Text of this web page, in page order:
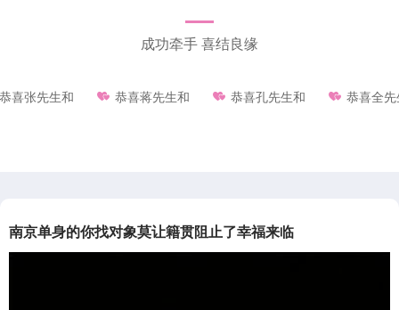
成功牵手 喜结良缘
生和  恭喜蒋先生和  恭喜孔先生和  恭喜全先生和
南京单身的你找对象莫让籍贯阻止了幸福来临